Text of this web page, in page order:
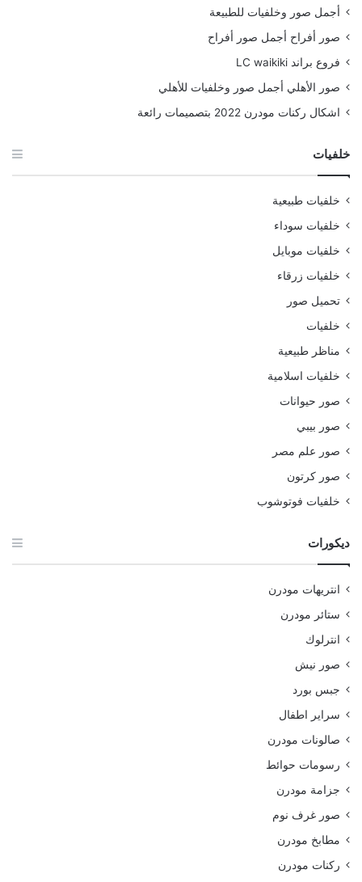
أجمل صور وخلفيات للطبيعة
صور أفراح أجمل صور أفراح
فروع براند LC waikiki
صور الأهلي أجمل صور وخلفيات للأهلي
اشكال ركنات مودرن 2022 بتصميمات رائعة
خلفيات
خلفيات طبيعية
خلفيات سوداء
خلفيات موبايل
خلفيات زرقاء
تحميل صور
خلفيات
مناظر طبيعية
خلفيات اسلامية
صور حيوانات
صور بيبي
صور علم مصر
صور كرتون
خلفيات فوتوشوب
ديكورات
انتريهات مودرن
ستائر مودرن
انترلوك
صور نيش
جبس بورد
سراير اطفال
صالونات مودرن
رسومات حوائط
جزامة مودرن
صور غرف نوم
مطابخ مودرن
ركنات مودرن